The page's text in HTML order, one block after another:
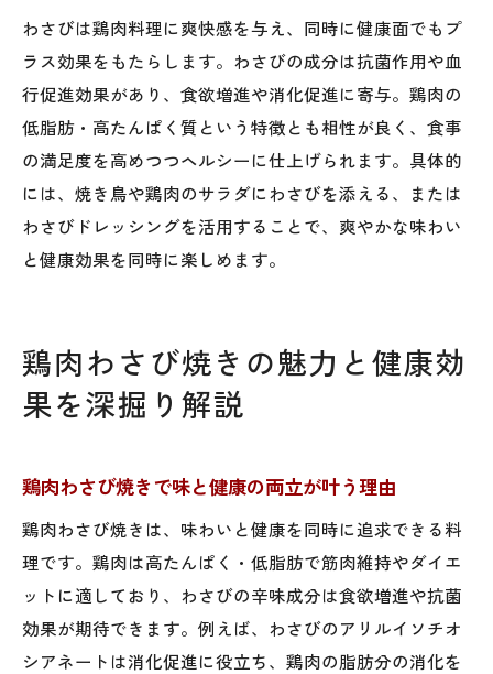
わさびは鶏肉料理に爽快感を与え、同時に健康面でもプ
ラス効果をもたらします。わさびの成分は抗菌作用や血
行促進効果があり、食欲増進や消化促進に寄与。鶏肉の
低脂肪・高たんぱく質という特徴とも相性が良く、食事
の満足度を高めつつヘルシーに仕上げられます。具体的
には、焼き鳥や鶏肉のサラダにわさびを添える、または
わさびドレッシングを活用することで、爽やかな味わい
と健康効果を同時に楽しめます。
鶏肉わさび焼きの魅力と健康効
果を深掘り解説
鶏肉わさび焼きで味と健康の両立が叶う理由
鶏肉わさび焼きは、味わいと健康を同時に追求できる料
理です。鶏肉は高たんぱく・低脂肪で筋肉維持やダイエ
ットに適しており、わさびの辛味成分は食欲増進や抗菌
効果が期待できます。例えば、わさびのアリルイソチオ
シアネートは消化促進に役立ち、鶏肉の脂肪分の消化を